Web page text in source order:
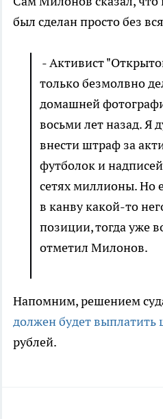
был сделан просто без
- Активист
только безмолвно
домашней
восьми лет назад. Я
внести штраф за
футболок и
сетях миллионы. Но
в канву какой-то
позиции, тогда уже
отметил Милонов.
Напомним, решением
должен будет выплатить
рублей.